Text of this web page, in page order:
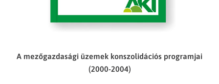
A mezőgazdasági üzemek konszolidációs programjai
(2000-2004)